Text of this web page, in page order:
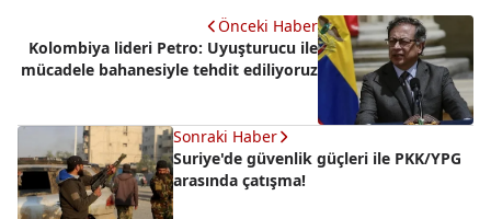
Önceki Haber
Kolombiya lideri Petro: Uyuşturucu ile
mücadele bahanesiyle tehdit ediliyoruz
Sonraki Haber
Suriye'de güvenlik güçleri ile PKK/YPG
arasında çatışma!